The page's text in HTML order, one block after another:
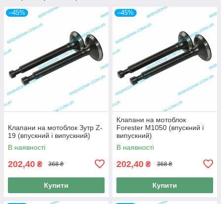
–45%
Клапани на мотоблок Зутр Z-
19 (впускний і випускний)
В наявності
202,40 ₴ 368 ₴
Купити
–45%
Клапани на мотоблок
Forester M1050 (впускний і
випускний)
В наявності
202,40 ₴ 368 ₴
Купити